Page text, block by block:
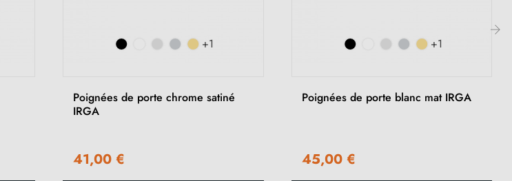
+1
Poignées de porte chrome satiné
IRGA
41,00 €
+1
Poignées de porte blanc mat IRGA
45,00 €